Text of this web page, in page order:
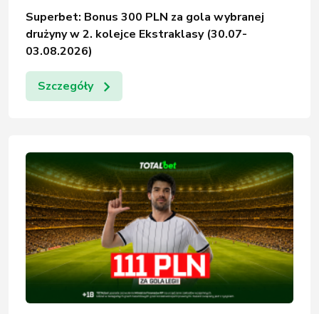
Superbet: Bonus 300 PLN za gola wybranej
drużyny w 2. kolejce Ekstraklasy (30.07-
03.08.2026)
Szczegóły